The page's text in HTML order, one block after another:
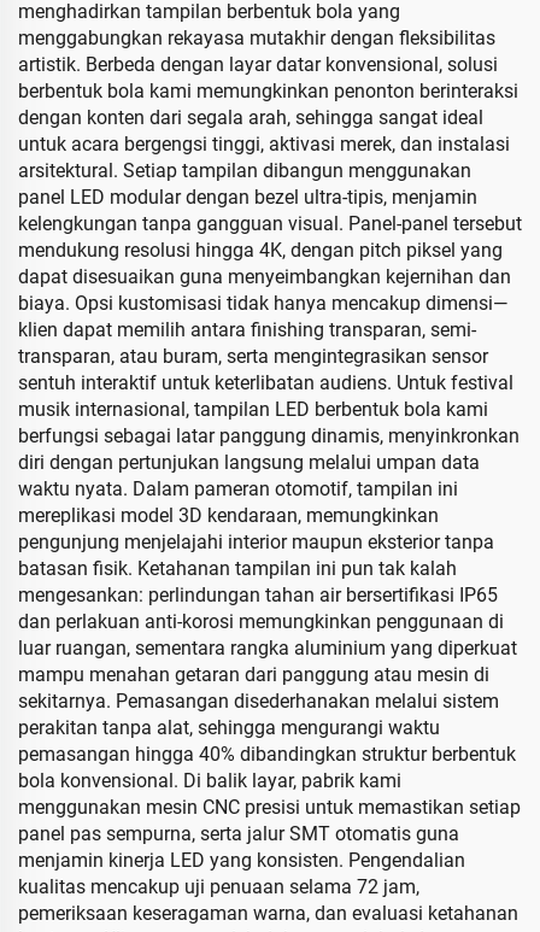
menghadirkan tampilan berbentuk bola yang
menggabungkan rekayasa mutakhir dengan fleksibilitas
artistik. Berbeda dengan layar datar konvensional, solusi
berbentuk bola kami memungkinkan penonton berinteraksi
dengan konten dari segala arah, sehingga sangat ideal
untuk acara bergengsi tinggi, aktivasi merek, dan instalasi
arsitektural. Setiap tampilan dibangun menggunakan
panel LED modular dengan bezel ultra-tipis, menjamin
kelengkungan tanpa gangguan visual. Panel-panel tersebut
mendukung resolusi hingga 4K, dengan pitch piksel yang
dapat disesuaikan guna menyeimbangkan kejernihan dan
biaya. Opsi kustomisasi tidak hanya mencakup dimensi—
klien dapat memilih antara finishing transparan, semi-
transparan, atau buram, serta mengintegrasikan sensor
sentuh interaktif untuk keterlibatan audiens. Untuk festival
musik internasional, tampilan LED berbentuk bola kami
berfungsi sebagai latar panggung dinamis, menyinkronkan
diri dengan pertunjukan langsung melalui umpan data
waktu nyata. Dalam pameran otomotif, tampilan ini
mereplikasi model 3D kendaraan, memungkinkan
pengunjung menjelajahi interior maupun eksterior tanpa
batasan fisik. Ketahanan tampilan ini pun tak kalah
mengesankan: perlindungan tahan air bersertifikasi IP65
dan perlakuan anti-korosi memungkinkan penggunaan di
luar ruangan, sementara rangka aluminium yang diperkuat
mampu menahan getaran dari panggung atau mesin di
sekitarnya. Pemasangan disederhanakan melalui sistem
perakitan tanpa alat, sehingga mengurangi waktu
pemasangan hingga 40% dibandingkan struktur berbentuk
bola konvensional. Di balik layar, pabrik kami
menggunakan mesin CNC presisi untuk memastikan setiap
panel pas sempurna, serta jalur SMT otomatis guna
menjamin kinerja LED yang konsisten. Pengendalian
kualitas mencakup uji penuaan selama 72 jam,
pemeriksaan keseragaman warna, dan evaluasi ketahanan